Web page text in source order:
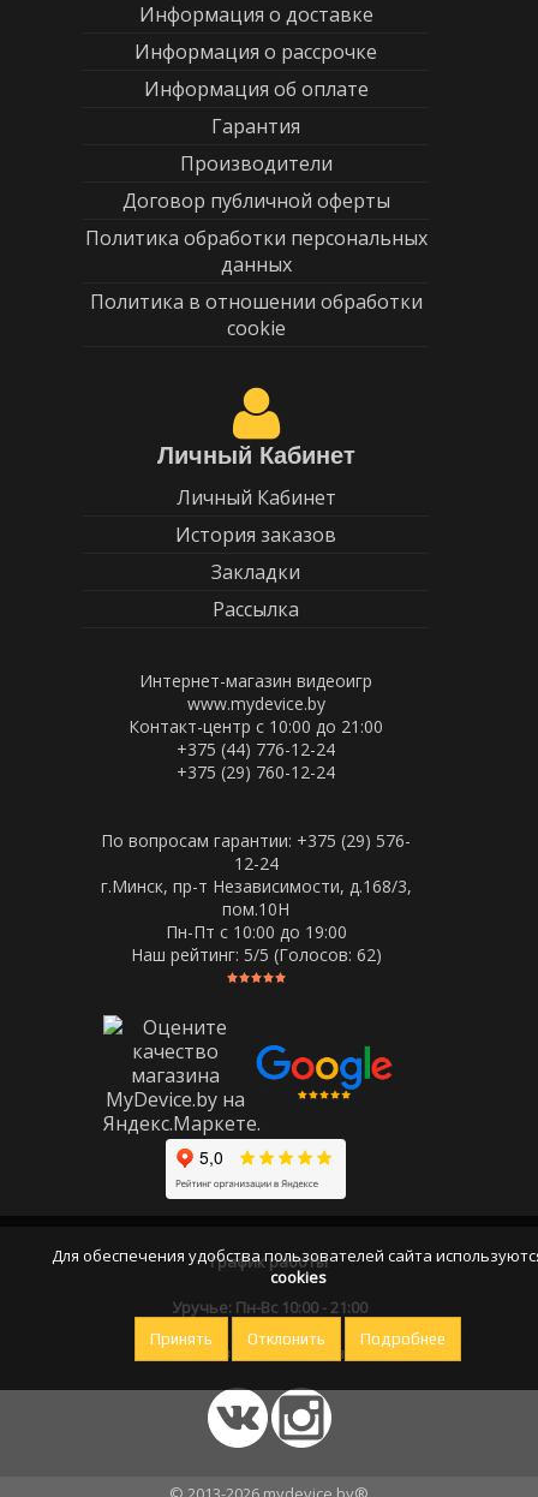
Информация о доставке
Информация о рассрочке
Информация об оплате
Гарантия
Производители
Договор публичной оферты
Политика обработки персональных
данных
Политика в отношении обработки
cookie
Личный Кабинет
Личный Кабинет
История заказов
Закладки
Рассылка
Интернет-магазин видеоигр
www.mydevice.by
Контакт-центр с 10:00 до 21:00
+375 (44) 776-12-24
+375 (29) 760-12-24
По вопросам гарантии: +375 (29) 576-
12-24
г.Минск, пр-т Независимости, д.168/3,
пом.10Н
Пн-Пт c 10:00 до 19:00
Наш рейтинг: 5/5 (Голосов: 62)
График работы
Уручье: Пн-Вс 10:00 - 21:00
Оставайтесь на связи
Для обеспечения удобства пользователей сайта
cookies
Принять Отклонить Подробнее